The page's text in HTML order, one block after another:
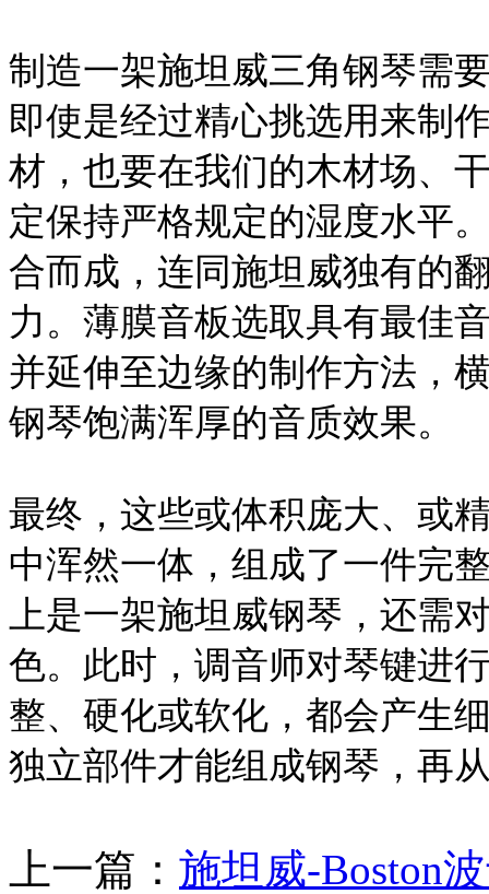
制造一架施坦威三角钢琴需
即使是经过精心挑选用来制
材，也要在我们的木材场、
定保持严格规定的湿度水平
合而成，连同施坦威独有的
力。薄膜音板选取具有最佳
并延伸至边缘的制作方法，
钢琴饱满浑厚的音质效果。
最终，这些或体积庞大、或
中浑然一体，组成了一件完
上是一架施坦威钢琴，还需
色。此时，调音师对琴键进
整、硬化或软化，都会产生
独立部件才能组成钢琴，再
上一篇： 施坦威-Boston